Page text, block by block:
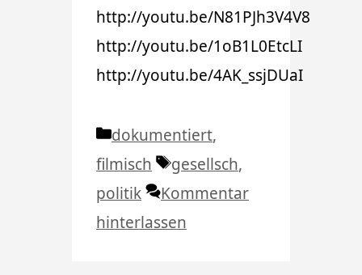
http://youtu.be/N81PJh3V4V8
http://youtu.be/1oB1L0EtcLI
http://youtu.be/4AK_ssjDUaI
Kategorien
dokumentiert,
filmisch
Schlagwörter
gesellsch,
politik
Kommentar
hinterlassen